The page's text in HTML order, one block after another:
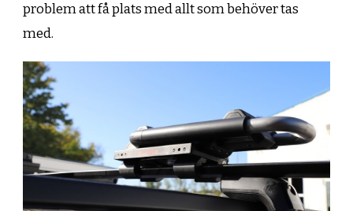
problem att få plats med allt som behöver tas
med.